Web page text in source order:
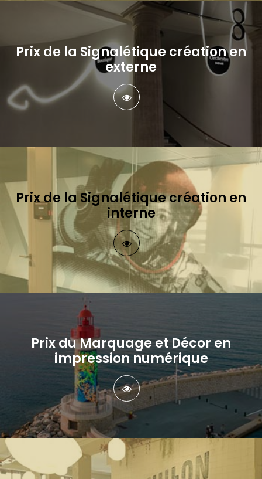
Prix de la Signalétique création en
externe
Prix de la Signalétique création en
interne
Prix du Marquage et Décor en
impression numérique